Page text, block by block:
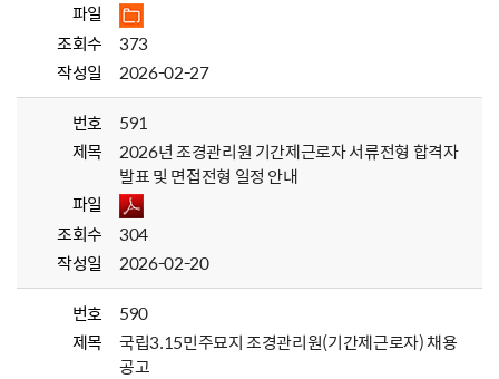
파일
조회수
373
작성일
2026-02-27
번호
591
제목
2026년 조경관리원 기간제근로자 서류전형 합격자
발표 및 면접전형 일정 안내
파일
조회수
304
작성일
2026-02-20
번호
590
제목
국립3.15민주묘지 조경관리원(기간제근로자) 채용
공고